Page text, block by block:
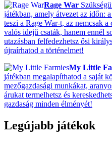
Rage War
játékban, amely átvezet az időn:
teszi a Rage War-t, az nemcsak
valós idejű csaták, hanem ennél
utazásban felfedezhetsz ősi
újraírhatod a történelmet!
My Little
játékban megalapíthatod a saját
mezőgazdasági munkákat,
árukat termelhetsz és
gazdaság minden élményét!
Legújabb játékok